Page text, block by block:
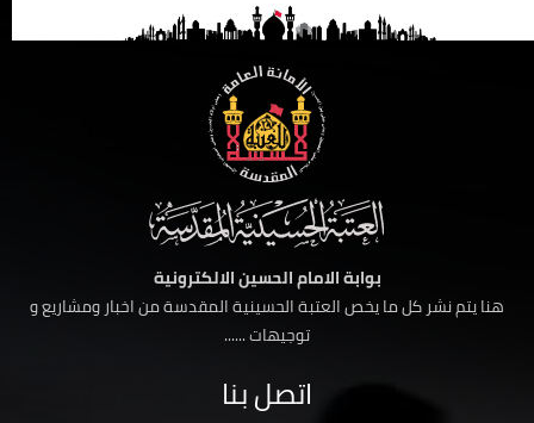
بوابة الامام الحسين الالكترونية
هنا يتم نشر كل ما يخص العتبة الحسينية المقدسة من اخبار ومشاريع و
توجيهات ......
اتصل بنا